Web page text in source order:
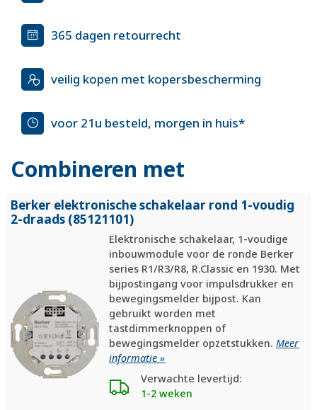
365 dagen retourrecht
veilig kopen met kopersbescherming
voor 21u besteld, morgen in huis*
Combineren met
Berker elektronische schakelaar rond 1-voudig
2-draads (85121101)
Elektronische schakelaar, 1-voudige
inbouwmodule voor de ronde Berker
series R1/R3/R8, R.Classic en 1930. Met
bijpos­t­in­gang voor impuls­drukker en
bewe­gings­melder bijpost. Kan
gebruikt worden met
tastdimmerknoppen of
bewegingsmelder opzetstukken.Meer
informatie »
Verwachte levertijd:
1-2 weken